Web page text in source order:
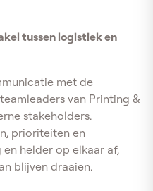
tussen logistiek en
met de
van Printing &
stakeholders.
prioriteiten en
helder op elkaar af,
blijven draaien.